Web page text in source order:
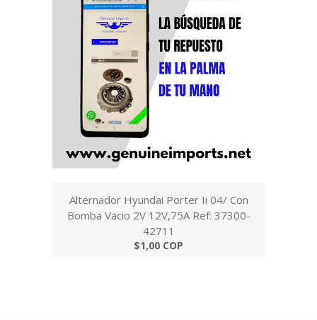
Alternador Hyundai Porter Ii 04/ Con
Bomba Vacio 2V 12V,75A Ref: 37300-
42711
$1,00 COP